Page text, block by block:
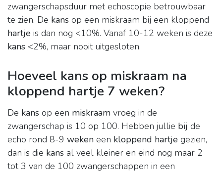
zwangerschapsduur met echoscopie betrouwbaar
te zien. De kans op een miskraam bij een kloppend
hartje is dan nog <10%. Vanaf 10-12 weken is deze
kans <2%, maar nooit uitgesloten.
Hoeveel kans op miskraam na
kloppend hartje 7 weken?
De kans op een miskraam vroeg in de
zwangerschap is 10 op 100. Hebben jullie bij de
echo rond 8-9 weken een kloppend hartje gezien,
dan is die kans al veel kleiner en eind nog maar 2
tot 3 van de 100 zwangerschappen in een